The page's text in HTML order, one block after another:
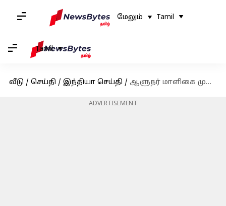
மேலும் Tamil
Tamil
வீடு / செய்தி / இந்தியா செய்தி / ஆளுநர் மாளிகை முன்பு பெட்ரோல் குண்டு வீச்சு - FIR வெளியானது
ADVERTISEMENT